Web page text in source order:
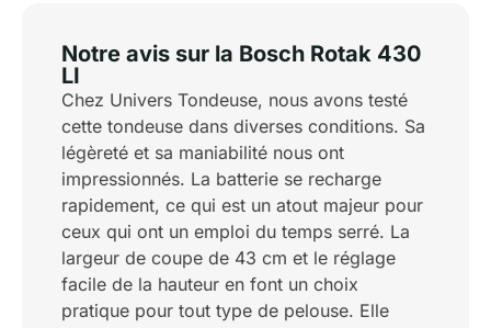
Notre avis sur la Bosch Rotak 430
LI
Chez Univers Tondeuse, nous avons testé
cette tondeuse dans diverses conditions. Sa
légèreté et sa maniabilité nous ont
impressionnés. La batterie se recharge
rapidement, ce qui est un atout majeur pour
ceux qui ont un emploi du temps serré. La
largeur de coupe de 43 cm et le réglage
facile de la hauteur en font un choix
pratique pour tout type de pelouse. Elle